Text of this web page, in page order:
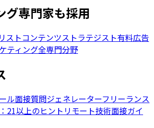
グ専門家も採用
ストコンテンツストラテジスト有料広告
ティング全専門分野
ル面接質問ジェネレーターフリーランス
21以上のヒント リモート技術面接ガイ